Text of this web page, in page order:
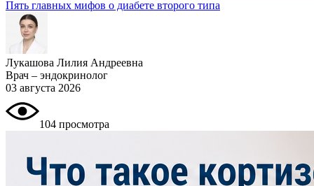
Пять главных мифов о диабете второго типа
Лукашова Лилия Андреевна
Врач – эндокринолог
03 августа 2026
104 просмотра